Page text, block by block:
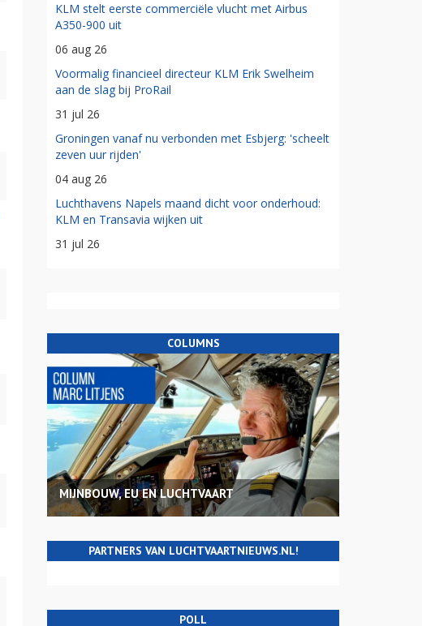
KLM stelt eerste commerciële vlucht met Airbus
A350-900 uit
06 aug 26
Voormalig financieel directeur KLM Erik Swelheim
aan de slag bij ProRail
31 jul 26
Groningen vanaf nu verbonden met Esbjerg: 'scheelt
zeven uur rijden'
04 aug 26
Luchthavens Napels maand dicht voor onderhoud:
KLM en Transavia wijken uit
31 jul 26
COLUMNS
MIJNBOUW, EU EN LUCHTVAART
PARTNERS VAN LUCHTVAARTNIEUWS.NL!
POLL